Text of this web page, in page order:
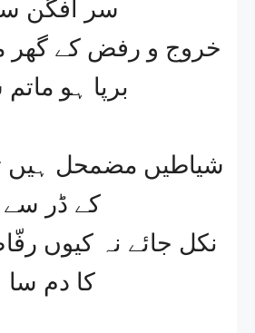
سر افگن
خروج و رفض کے گھر
برپا ہو
شیاطیں مضمحل ہیں
کے ڈر سے
نکل جائے نہ کیوں
کا دم سا